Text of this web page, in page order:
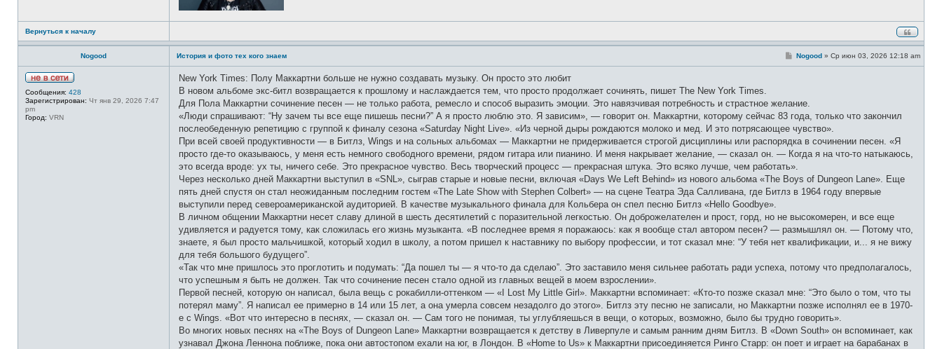
Вернуться к началу
Nogood
е
в
Сообщения: 428
Зарегистрирован: Чт янв 29, 2026 7:47
pm
Город: VRN
История и фото тех кого знаем
С
н
и
Nogood » Ср июн 03, 2026 12:18 am
New York Times: Полу Маккартни больше не нужно создавать музыку. Он просто это любит
В новом альбоме экс-битл возвращается к прошлому и наслаждается тем, что просто продолжает сочинять, пишет The New York Times.
Для Пола Маккартни сочинение песен — не только работа, ремесло и способ выразить эмоции. Это навязчивая потребность и страстное желание.
«Люди спрашивают: “Ну зачем ты все еще пишешь песни?” А я просто люблю это. Я зависим», — говорит он. Маккартни, которому сейчас 83 года, только что закончил
послеобеденную репетицию с группой к финалу сезона «Saturday Night Live». «Из черной дыры рождаются молоко и мед. И это потрясающее чувство».
При всей своей продуктивности — в Битлз, Wings и на сольных альбомах — Маккартни не придерживается строгой дисциплины или распорядка в сочинении песен. «Я
просто где-то оказываюсь, у меня есть немного свободного времени, рядом гитара или пианино. И меня накрывает желание, — сказал он. — Когда я на что-то натыкаюсь,
это всегда вроде: ух ты, ничего себе. Это прекрасное чувство. Весь творческий процесс — прекрасная штука. Это всяко лучше, чем работать».
Через несколько дней Маккартни выступил в «SNL», сыграв старые и новые песни, включая «Days We Left Behind» из нового альбома «The Boys of Dungeon Lane». Еще
пять дней спустя он стал неожиданным последним гостем «The Late Show with Stephen Colbert» — на сцене Театра Эда Салливана, где Битлз в 1964 году впервые
выступили перед североамериканской аудиторией. В качестве музыкального финала для Кольбера он спел песню Битлз «Hello Goodbye».
В личном общении Маккартни несет славу длиной в шесть десятилетий с поразительной легкостью. Он доброжелателен и прост, горд, но не высокомерен, и все еще
удивляется и радуется тому, как сложилась его жизнь музыканта. «В последнее время я поражаюсь: как я вообще стал автором песен? — размышлял он. — Потому что,
знаете, я был просто мальчишкой, который ходил в школу, а потом пришел к наставнику по выбору профессии, и тот сказал мне: “У тебя нет квалификации, и... я не вижу
для тебя большого будущего”.
«Так что мне пришлось это проглотить и подумать: “Да пошел ты — я что-то да сделаю”. Это заставило меня сильнее работать ради успеха, потому что предполагалось,
что успешным я быть не должен. Так что сочинение песен стало одной из главных вещей в моем взрослении».
Первой песней, которую он написал, была вещь с рокабилли-оттенком — «I Lost My Little Girl». Маккартни вспоминает: «Кто-то позже сказал мне: “Это было о том, что ты
потерял маму”. Я написал ее примерно в 14 или 15 лет, а она умерла совсем незадолго до этого». Битлз эту песню не записали, но Маккартни позже исполнял ее в 1970-
е с Wings. «Вот что интересно в песнях, — сказал он. — Сам того не понимая, ты углубляешься в вещи, о которых, возможно, было бы трудно говорить».
Во многих новых песнях на «The Boys of Dungeon Lane» Маккартни возвращается к детству в Ливерпуле и самым ранним дням Битлз. В «Down South» он вспоминает, как
узнавал Джона Леннона поближе, пока они автостопом ехали на юг, в Лондон. В «Home to Us» к Маккартни присоединяется Ринго Старр: он поет и играет на барабанах в